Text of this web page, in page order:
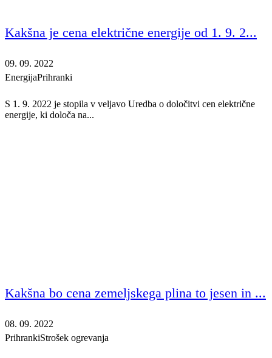
Kakšna je cena električne energije od 1. 9. 2...
09. 09. 2022
EnergijaPrihranki
S 1. 9. 2022 je stopila v veljavo Uredba o določitvi cen električne
energije, ki določa na...
Kakšna bo cena zemeljskega plina to jesen in ...
08. 09. 2022
PrihrankiStrošek ogrevanja